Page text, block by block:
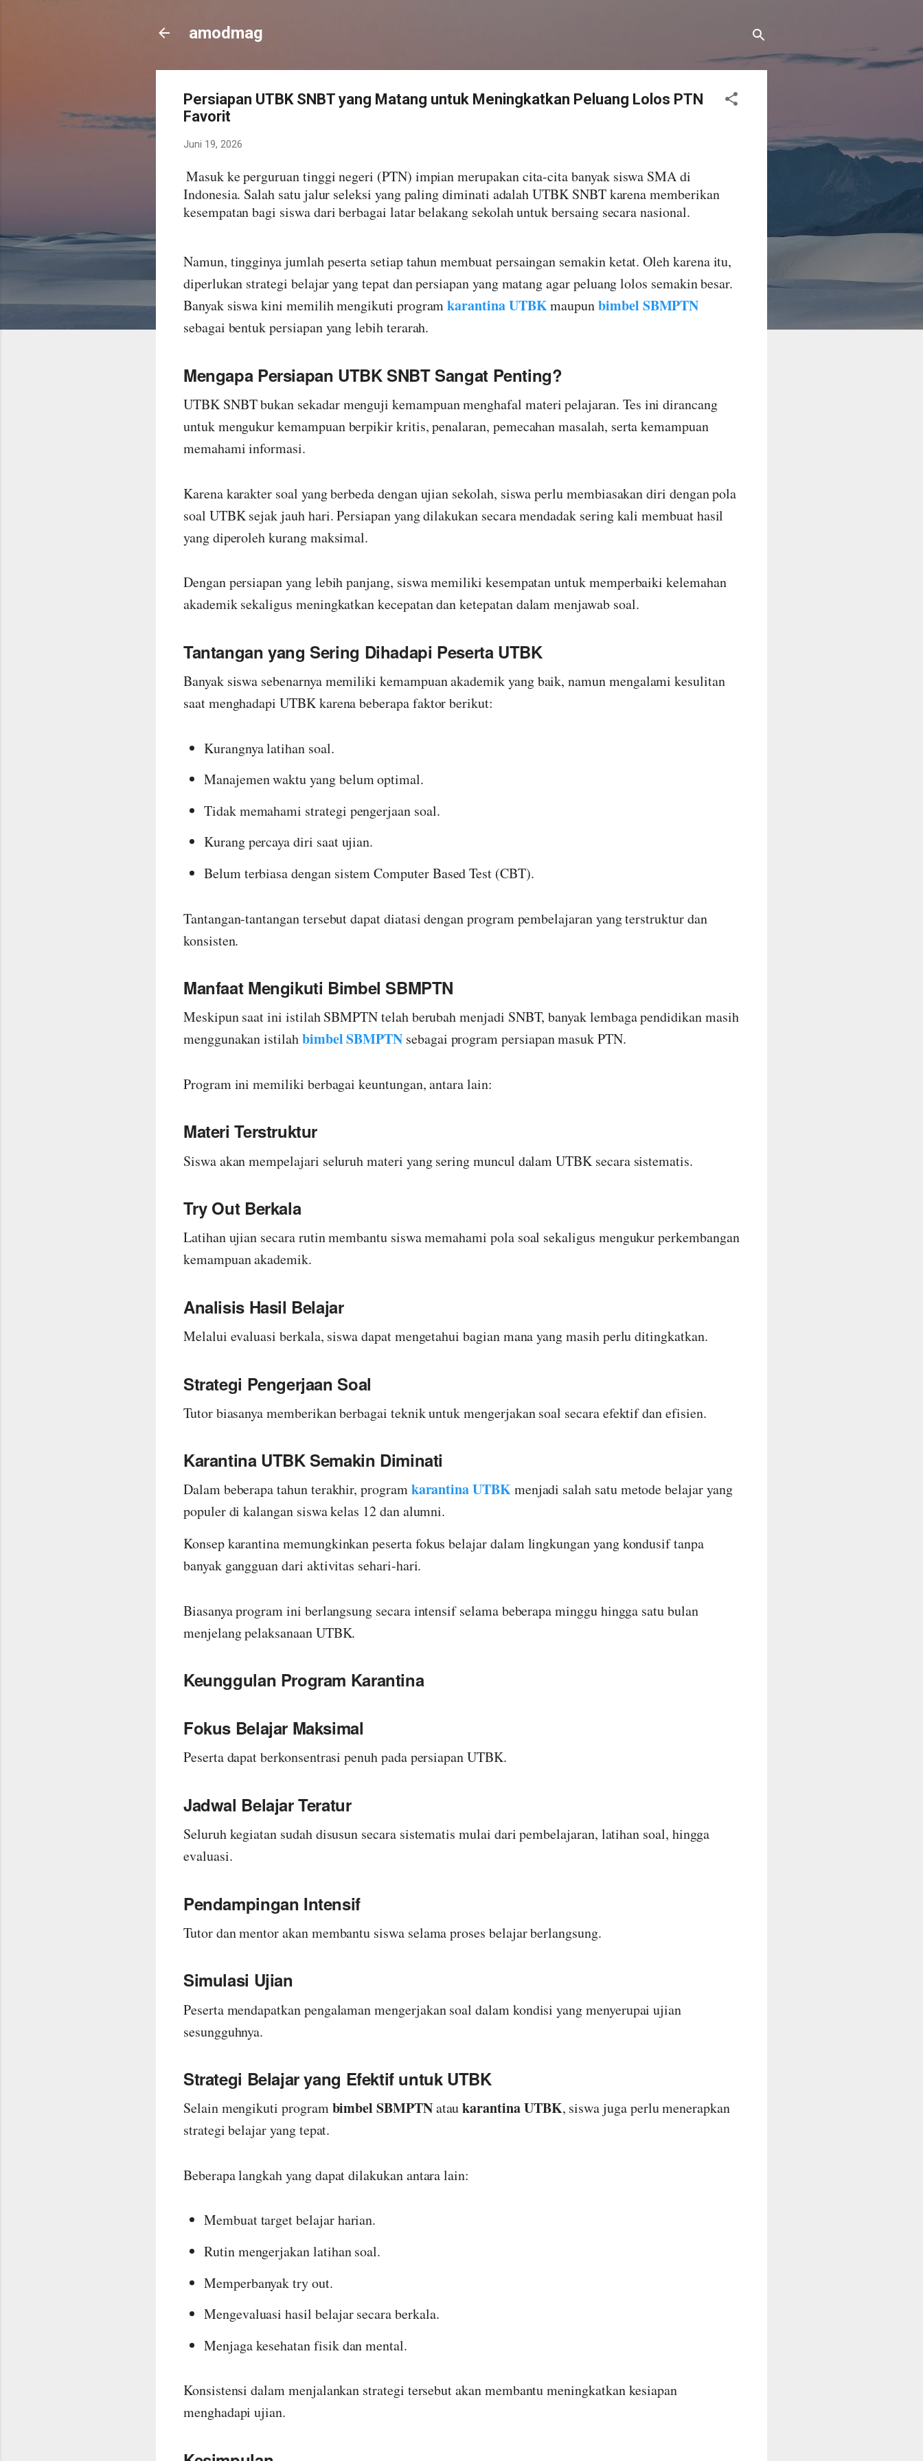
amodmag
Persiapan UTBK SNBT yang Matang untuk Meningkatkan Peluang Lolos PTN
Favorit
Juni 19, 2026
Masuk ke perguruan tinggi negeri (PTN) impian merupakan cita-cita banyak siswa SMA di
Indonesia. Salah satu jalur seleksi yang paling diminati adalah UTBK SNBT karena memberikan
kesempatan bagi siswa dari berbagai latar belakang sekolah untuk bersaing secara nasional.
Namun, tingginya jumlah peserta setiap tahun membuat persaingan semakin ketat. Oleh karena itu,
diperlukan strategi belajar yang tepat dan persiapan yang matang agar peluang lolos semakin besar.
Banyak siswa kini memilih mengikuti programkarantina UTBKmaupunbimbel SBMPTN
sebagai bentuk persiapan yang lebih terarah.
Mengapa Persiapan UTBK SNBT Sangat Penting?
UTBK SNBT bukan sekadar menguji kemampuan menghafal materi pelajaran. Tes ini dirancang
untuk mengukur kemampuan berpikir kritis, penalaran, pemecahan masalah, serta kemampuan
memahami informasi.
Karena karakter soal yang berbeda dengan ujian sekolah, siswa perlu membiasakan diri dengan pola
soal UTBK sejak jauh hari. Persiapan yang dilakukan secara mendadak sering kali membuat hasil
yang diperoleh kurang maksimal.
Dengan persiapan yang lebih panjang, siswa memiliki kesempatan untuk memperbaiki kelemahan
akademik sekaligus meningkatkan kecepatan dan ketepatan dalam menjawab soal.
Tantangan yang Sering Dihadapi Peserta UTBK
Banyak siswa sebenarnya memiliki kemampuan akademik yang baik, namun mengalami kesulitan
saat menghadapi UTBK karena beberapa faktor berikut:
Kurangnya latihan soal.
Manajemen waktu yang belum optimal.
Tidak memahami strategi pengerjaan soal.
Kurang percaya diri saat ujian.
Belum terbiasa dengan sistem Computer Based Test (CBT).
Tantangan-tantangan tersebut dapat diatasi dengan program pembelajaran yang terstruktur dan
konsisten.
Manfaat Mengikuti Bimbel SBMPTN
Meskipun saat ini istilah SBMPTN telah berubah menjadi SNBT, banyak lembaga pendidikan masih
menggunakan istilahbimbel SBMPTN sebagai program persiapan masuk PTN.
Program ini memiliki berbagai keuntungan, antara lain:
Materi Terstruktur
Siswa akan mempelajari seluruh materi yang sering muncul dalam UTBK secara sistematis.
Try Out Berkala
Latihan ujian secara rutin membantu siswa memahami pola soal sekaligus mengukur perkembangan
kemampuan akademik.
Analisis Hasil Belajar
Melalui evaluasi berkala, siswa dapat mengetahui bagian mana yang masih perlu ditingkatkan.
Strategi Pengerjaan Soal
Tutor biasanya memberikan berbagai teknik untuk mengerjakan soal secara efektif dan efisien.
Karantina UTBK Semakin Diminati
Dalam beberapa tahun terakhir, programkarantina UTBKmenjadi salah satu metode belajar yang
populer di kalangan siswa kelas 12 dan alumni.
Konsep karantina memungkinkan peserta fokus belajar dalam lingkungan yang kondusif tanpa
banyak gangguan dari aktivitas sehari-hari.
Biasanya program ini berlangsung secara intensif selama beberapa minggu hingga satu bulan
menjelang pelaksanaan UTBK.
Keunggulan Program Karantina
Fokus Belajar Maksimal
Peserta dapat berkonsentrasi penuh pada persiapan UTBK.
Jadwal Belajar Teratur
Seluruh kegiatan sudah disusun secara sistematis mulai dari pembelajaran, latihan soal, hingga
evaluasi.
Pendampingan Intensif
Tutor dan mentor akan membantu siswa selama proses belajar berlangsung.
Simulasi Ujian
Peserta mendapatkan pengalaman mengerjakan soal dalam kondisi yang menyerupai ujian
sesungguhnya.
Strategi Belajar yang Efektif untuk UTBK
Selain mengikuti programbimbel SBMPTNataukarantina UTBK, siswa juga perlu menerapkan
strategi belajar yang tepat.
Beberapa langkah yang dapat dilakukan antara lain:
Membuat target belajar harian.
Rutin mengerjakan latihan soal.
Memperbanyak try out.
Mengevaluasi hasil belajar secara berkala.
Menjaga kesehatan fisik dan mental.
Konsistensi dalam menjalankan strategi tersebut akan membantu meningkatkan kesiapan
menghadapi ujian.